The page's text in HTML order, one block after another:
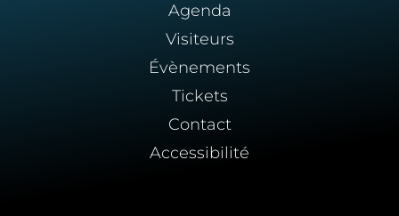
Agenda
Visiteurs
Évènements
Tickets
Contact
Accessibilité